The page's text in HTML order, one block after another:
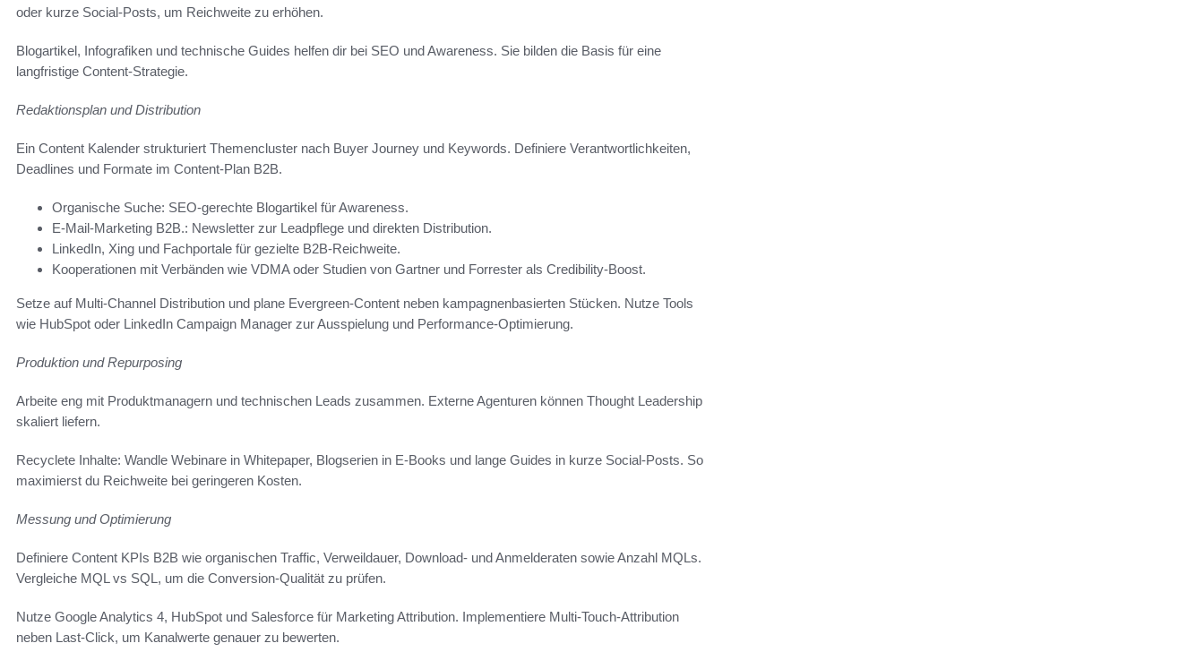
oder kurze Social-Posts, um Reichweite zu erhöhen.
Blogartikel, Infografiken und technische Guides helfen dir bei SEO und Awareness. Sie bilden die Basis für eine
langfristige Content-Strategie.
Redaktionsplan und Distribution
Ein Content Kalender strukturiert Themencluster nach Buyer Journey und Keywords. Definiere Verantwortlichkeiten,
Deadlines und Formate im Content-Plan B2B.
Organische Suche: SEO-gerechte Blogartikel für Awareness.
E-Mail-Marketing B2B.: Newsletter zur Leadpflege und direkten Distribution.
LinkedIn, Xing und Fachportale für gezielte B2B-Reichweite.
Kooperationen mit Verbänden wie VDMA oder Studien von Gartner und Forrester als Credibility-Boost.
Setze auf Multi-Channel Distribution und plane Evergreen-Content neben kampagnenbasierten Stücken. Nutze Tools
wie HubSpot oder LinkedIn Campaign Manager zur Ausspielung und Performance-Optimierung.
Produktion und Repurposing
Arbeite eng mit Produktmanagern und technischen Leads zusammen. Externe Agenturen können Thought Leadership
skaliert liefern.
Recyclete Inhalte: Wandle Webinare in Whitepaper, Blogserien in E-Books und lange Guides in kurze Social-Posts. So
maximierst du Reichweite bei geringeren Kosten.
Messung und Optimierung
Definiere Content KPIs B2B wie organischen Traffic, Verweildauer, Download- und Anmelderaten sowie Anzahl MQLs.
Vergleiche MQL vs SQL, um die Conversion-Qualität zu prüfen.
Nutze Google Analytics 4, HubSpot und Salesforce für Marketing Attribution. Implementiere Multi-Touch-Attribution
neben Last-Click, um Kanalwerte genauer zu bewerten.